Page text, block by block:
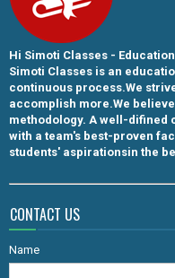
Hi Simoti Classes -
Simoti Classes is an
continuous process.We
accomplish more.We
methodology. A well-
with a team's best-proven
students' aspirationsin the
CONTACT US
Name